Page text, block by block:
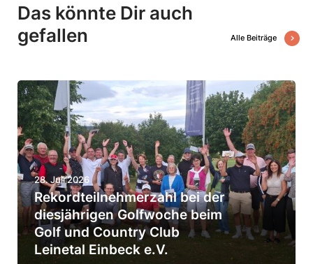
Das könnte Dir auch
gefallen
Alle Beiträge
R
e
k
o
r
d
t
28. Juli 2026
Rekord­teil­neh­mer­zahl bei der
dies­jäh­rigen Golf­woche beim
Golf und Country Club
Leinetal Einbeck e.V.